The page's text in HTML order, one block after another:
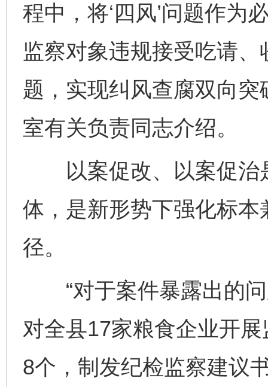
程中，将‘四风’问题作为
监察对象违规接受吃请
题，实现纠风查腐双向突
室有关负责同志介绍。
以案促改、以案促治
体，是新形势下强化标
径。
“对于案件暴露出的问
对全县17家粮食企业开
8个，制发纪检监察建议